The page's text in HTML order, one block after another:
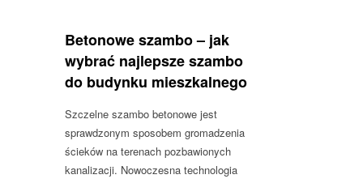
Betonowe szambo – jak
wybrać najlepsze szambo
do budynku mieszkalnego
Szczelne szambo betonowe jest
sprawdzonym sposobem gromadzenia
ścieków na terenach pozbawionych
kanalizacji. Nowoczesna technologia